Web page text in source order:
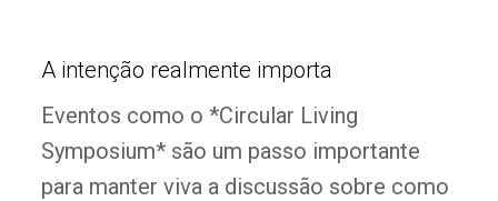
A intenção realmente importa
Eventos como o *Circular Living
Symposium* são um passo importante
para manter viva a discussão sobre como